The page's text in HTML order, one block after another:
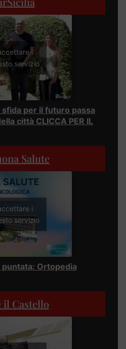
i
servizio
sfida per il futuro passa
città CLICCA PER IL
Salute
i
servizio
puntata: Ortopedia
il Castello